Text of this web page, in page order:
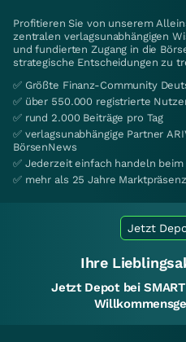
Profitieren Sie von unserem
zentralen verlagsunabhängigen
und fundierten Zugang in die
strategische Entscheidungen zu
✅ Größte Finanz-Community
✅ über 550.000 registrierte
✅ rund 2.000 Beiträge pro Tag
✅ verlagsunabhängige Partner
BörsenNews
✅ Jederzeit einfach handeln beim
✅ mehr als 25 Jahre Marktpräsenz
Jetzt
Ihre
Jetzt Depot bei